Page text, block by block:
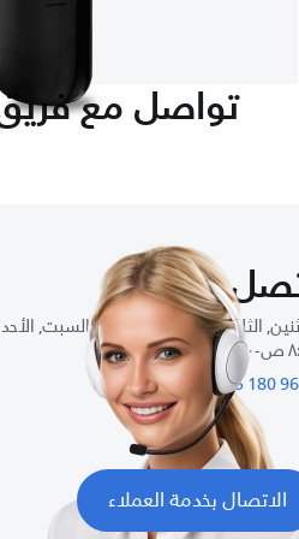
تواصل مع فريق
بنا
الثلاثاء, الأربعاء, الخميس, السبت,
م
الاتصال بخدمة العملاء